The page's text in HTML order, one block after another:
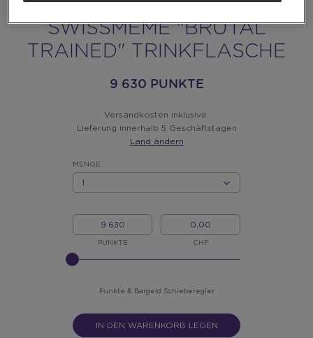
SWISSMEME "BRUTAL
TRAINED" TRINKFLASCHE
9 630 PUNKTE
Versandkosten inklusive.
Lieferung innerhalb 5 Geschäftstagen
Land ändern
MENGE
MEINE
PUNKTE
PUNKTE
MEIN
BARGELD
CHF
BITTE
INPUT
EINGEBENPunkte & Bargeld Schieberegler
IN DEN WARENKORB LEGEN